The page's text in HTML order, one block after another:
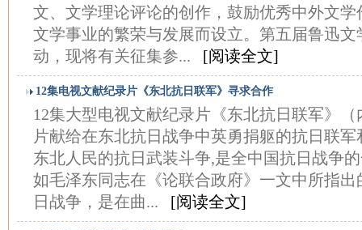
文、文学理论评论的创作，鼓励优秀中外文
文学事业的繁荣与发展而设立。第五届鲁迅
动，现将有关征集参... [阅读全文]
12集电视文献纪录片《东北抗日联军》寻求合作
12集大型电视文献纪录片《东北抗日联军》
片献给在东北抗日战争中英勇捐躯的抗日联
东北人民的抗日武装斗争,是全中国抗日战争
如毛泽东同志在《论联合政府》一文中所指
日战争，是在曲... [阅读全文]